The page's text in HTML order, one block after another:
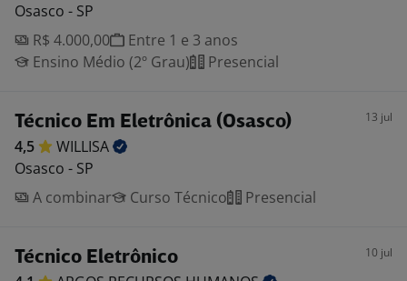
Osasco - SP
R$ 4.000,00
Entre 1 e 3 anos
Ensino Médio (2º Grau)
Presencial
Técnico Em Eletrônica (Osasco) 13 jul
4,5
WILLISA
Osasco - SP
A combinar
Curso Técnico Presencial
Técnico Eletrônico 10 jul